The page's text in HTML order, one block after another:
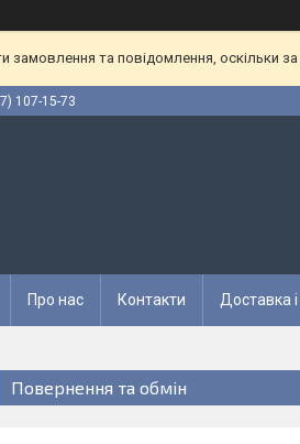
та повідомлення, оскільки
107-15-73
Про нас Контакти Доставка
Повернення та обмін